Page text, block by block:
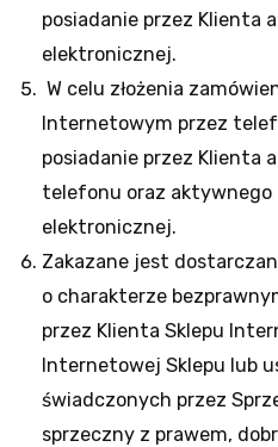
posiadanie przez Klienta
elektronicznej.
W celu złożenia
Internetowym przez
posiadanie przez Klienta
telefonu oraz
elektronicznej.
Zakazane jest
o charakterze
przez Klienta Sklepu
Internetowej Sklepu lub
świadczonych przez
sprzeczny z prawem,